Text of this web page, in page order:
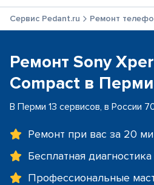
Сервис Pedant.ru Ремонт
Ремонт Sony
Compact в Перми
В Перми 13 сервисов, в России
Ремонт при вас за 20
Бесплатная диагностика
Профессиональные